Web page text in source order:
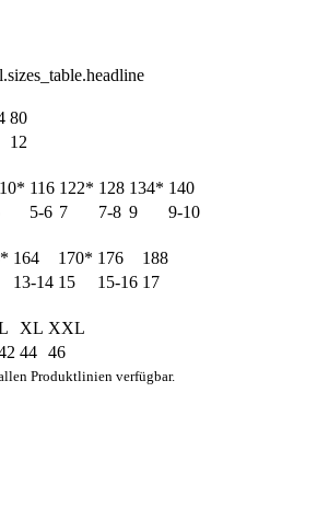
80
12
116 122* 128 134* 140
5-6 7 7-8 9
9-10
164 170* 176
188
13-14 15 15-16 17
XL XXL
44 46
Produktlinien verfügbar.